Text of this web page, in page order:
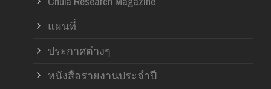
แผนที่
ประกาศต่างๆ
หนังสือรายงานประจำปี